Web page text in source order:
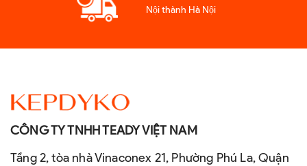
Nội thành Hà Nội
CÔNG TY TNHH TEADY VIỆT NAM
Tầng 2, tòa nhà Vinaconex 21, Phường Phú La, Quận